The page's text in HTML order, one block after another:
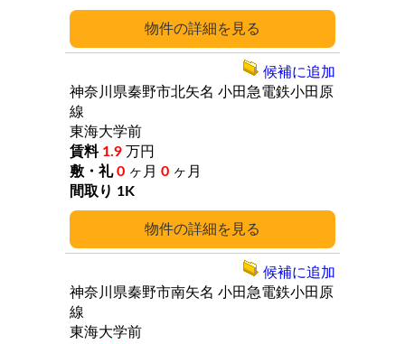
詳細
詳細
神奈川県秦野市北矢名 小田急電鉄小田原
線
東海大学前
1.9 万円
0 ヶ月 0 ヶ月
1K
候補に追加
神奈川県秦野市南矢名 小田急電鉄小田原
線
東海大学前
候補に追加